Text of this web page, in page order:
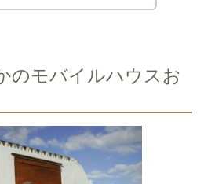
モバイルハウスお